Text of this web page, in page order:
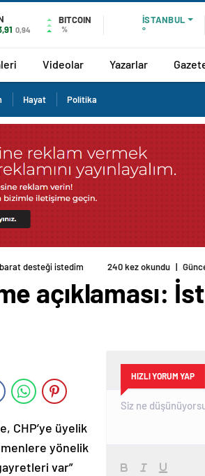
0,94
BITCOIN
%
İSTANBUL
°
Videolar Yazarlar
Hayat Politika
desteği istedim
açıklaması:
CHP’ye üyelik
yönelik
var”
HIZLI YORUM YAP